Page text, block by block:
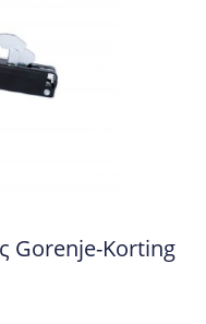
Gorenje-Korting